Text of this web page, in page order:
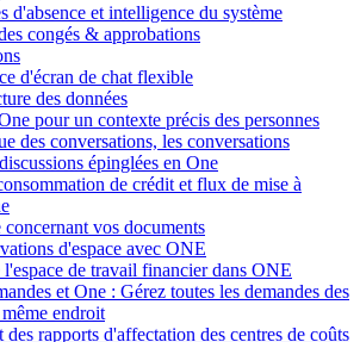
d'absence et intelligence du système
congés & approbations
d'écran de chat flexible
des données
pour un contexte précis des personnes
des conversations, les conversations
épinglées en One
de crédit et flux de mise à
vos documents
d'espace avec ONE
l'espace de travail financier dans ONE
et One : Gérez toutes les demandes des
même endroit
des rapports d'affectation des centres de coûts